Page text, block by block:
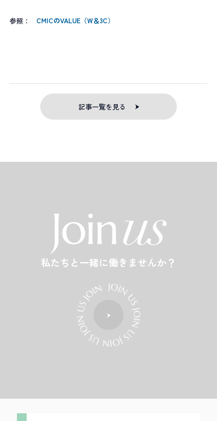
参照： CMICのVALUE（W＆3C）
記事一覧を見る
私たちと一緒に働きませんか？